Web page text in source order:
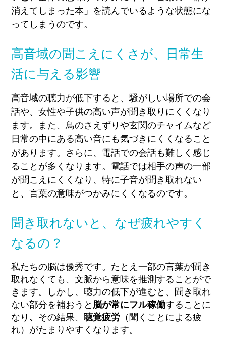
消えてしまった本」を読んでいるような状態にな
ってしまうのです。
高音域の聞こえにくさが、日常生
活に与える影響
高音域の聴力が低下すると、騒がしい場所での会
話や、女性や子供の高い声が聞き取りにくくなり
ます。また、鳥のさえずりや玄関のチャイムなど
日常の中にある高い音にも気づきにくくなること
があります。さらに、電話での会話も難しく感じ
ることが多くなります。 電話では相手の声の一部
が聞こえにくくなり、特に子音が聞き取れない
と、言葉の意味がつかみにくくなるのです。
聞き取れないと、なぜ疲れやすく
なるの？
私たちの脳は優秀です。たとえ一部の言葉が聞き
取れなくても、文脈から意味を推測することがで
きます。しかし、聴力の低下が進むと、聞き取れ
ない部分を補おうと 脳が常にフル稼働することに
なり 、 その結果、 聴覚疲労（聞くことによる疲
れ） がたまりやすくなります。